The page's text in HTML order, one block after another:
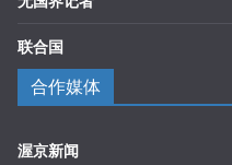
联合国
合作媒体
渥京新闻